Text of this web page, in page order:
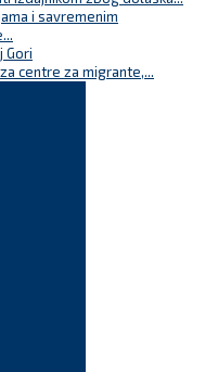
i savremenim
Gori
centre za migrante,...